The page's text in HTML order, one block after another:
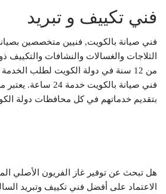
فني تكييف و تبريد
فني صيانة بالكويت, فنيين متخصصين
الثلاجات والغسالات والنشافات والتكييف
من 12 سنة في دولة الكويت لطلب
فني صيانة بالكويت خدمة
بتقديم خدماتهم في كل محافظات دولة
هل تبحث عن توفير غاز الفريون الأصلي
الاعتماد على أفضل فني تكييف وتبريد